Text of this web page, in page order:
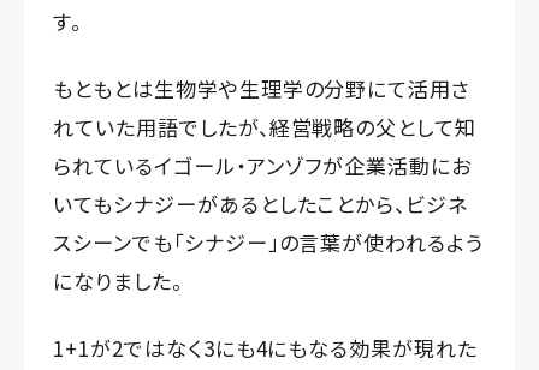
す。
もともとは生物学や生理学の分野にて活用さ
れていた用語でしたが、経営戦略の父として知
られているイゴール・アンゾフが企業活動にお
いてもシナジーがあるとしたことから、ビジネ
スシーンでも「シナジー」の言葉が使われるよう
になりました。
1+1が2ではなく3にも4にもなる効果が現れた